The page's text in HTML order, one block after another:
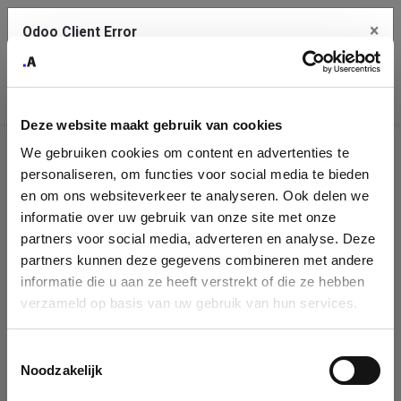
Deze website maakt gebruik van cookies
We gebruiken cookies om content en advertenties te
personaliseren, om functies voor social media te bieden
en om ons websiteverkeer te analyseren. Ook delen we
informatie over uw gebruik van onze site met onze
partners voor social media, adverteren en analyse. Deze
partners kunnen deze gegevens combineren met andere
informatie die u aan ze heeft verstrekt of die ze hebben
verzameld op basis van uw gebruik van hun services.
Noodzakelijk
Company
Identification
Please fill in your company details
You can search a company in our database by name, VAT or
enterprise ID. When a company is selected it will auto-complete the
form. If you don't find your company in our database, you can create
Odoo Client Error ×
service.
See details
Ok